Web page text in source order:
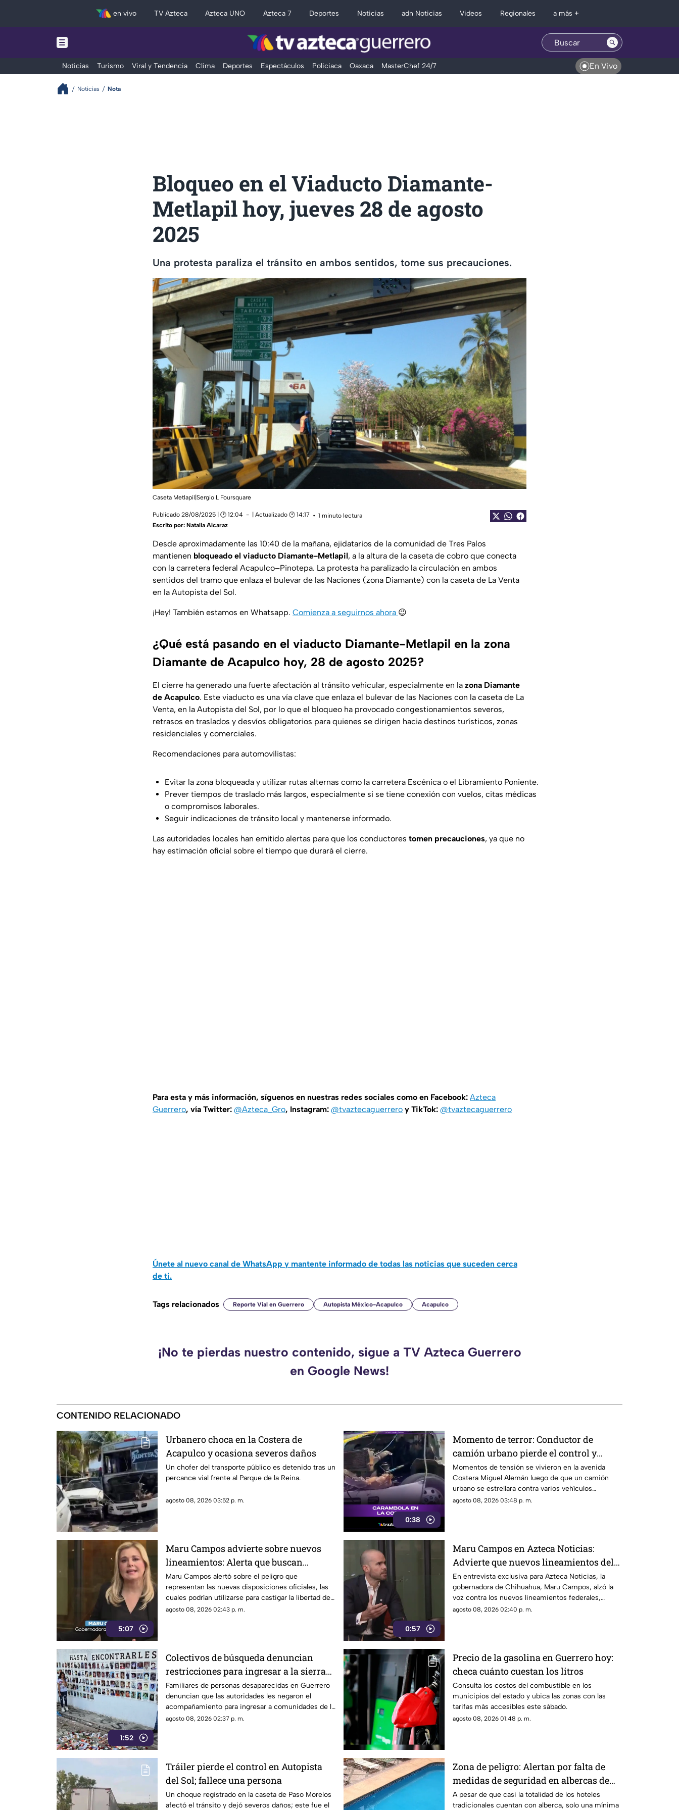
en vivo TV Azteca Azteca UNO Azteca 7 Deportes Noticias adn Noticias Videos Regionales a más +
Noticias Turismo Viral y Tendencia Clima Deportes Espectáculos Policiaca Oaxaca MasterChef 24/7 En Vivo
Noticias Nota
Bloqueo en el Viaducto Diamante-
Metlapil hoy, jueves 28 de agosto
2025
Una protesta paraliza el tránsito en ambos sentidos, tome sus precauciones.
Caseta Metlapil|Sergio L Foursquare
Publicado 28/08/2025 | 🕑 12:04 | Actualizado 🕑 14:17
1 minuto lectura
Escrito por: Natalia Alcaraz
Desde aproximadamente las 10:40 de la mañana, ejidatarios de la comunidad de Tres Palos
mantienen bloqueado el viaducto Diamante-Metlapil, a la altura de la caseta de cobro que conecta
con la carretera federal Acapulco–Pinotepa. La protesta ha paralizado la circulación en ambos
sentidos del tramo que enlaza el bulevar de las Naciones (zona Diamante) con la caseta de La Venta
en la Autopista del Sol.
¡Hey! También estamos en Whatsapp. Comienza a seguirnos ahora 😉
¿Qué está pasando en el viaducto Diamante-Metlapil en la zona
Diamante de Acapulco hoy, 28 de agosto 2025?
El cierre ha generado una fuerte afectación al tránsito vehicular, especialmente en la zona Diamante
de Acapulco. Este viaducto es una vía clave que enlaza el bulevar de las Naciones con la caseta de La
Venta, en la Autopista del Sol, por lo que el bloqueo ha provocado congestionamientos severos,
retrasos en traslados y desvíos obligatorios para quienes se dirigen hacia destinos turísticos, zonas
residenciales y comerciales.
Recomendaciones para automovilistas:
Evitar la zona bloqueada y utilizar rutas alternas como la carretera Escénica o el Libramiento Poniente.
Prever tiempos de traslado más largos, especialmente si se tiene conexión con vuelos, citas médicas
o compromisos laborales.
Seguir indicaciones de tránsito local y mantenerse informado.
Las autoridades locales han emitido alertas para que los conductores tomen precauciones, ya que no
hay estimación oficial sobre el tiempo que durará el cierre.
Para esta y más información, síguenos en nuestras redes sociales como en Facebook: Azteca
Guerrero, vía Twitter: @Azteca_Gro, Instagram: @tvaztecaguerrero y TikTok: @tvaztecaguerrero
Únete al nuevo canal de WhatsApp y mantente informado de todas las noticias que suceden cerca
de ti.
Tags relacionados Reporte Vial en Guerrero Autopista México-Acapulco Acapulco
¡No te pierdas nuestro contenido, sigue a TV Azteca Guerrero
en Google News!
CONTENIDO RELACIONADO
Urbanero choca en la Costera de
Acapulco y ocasiona severos daños
Un chofer del transporte público es detenido tras un
percance vial frente al Parque de la Reina.
agosto 08, 2026 03:52 p. m.
0:38
Momento de terror: Conductor de
camión urbano pierde el control y
choca contra autos en plena Costera
Miguel Alemán
Momentos de tensión se vivieron en la avenida
Costera Miguel Alemán luego de que un camión
urbano se estrellara contra varios vehículos
estacionados cerca del Parque de la Reina.
agosto 08, 2026 03:48 p. m.
5:07
Maru Campos advierte sobre nuevos
lineamientos: Alerta que buscan
sancionar a medios críticos y limitar la
libertad de expresión
Maru Campos alertó sobre el peligro que
representan las nuevas disposiciones oficiales, las
cuales podrían utilizarse para castigar la libertad de
expresión y el periodismo crítico en el país.
agosto 08, 2026 02:43 p. m.
0:57
Maru Campos en Azteca Noticias:
Advierte que nuevos lineamientos del
Gobierno Federal amenazan la libertad
de expresión y buscan imponer
censura
En entrevista exclusiva para Azteca Noticias, la
gobernadora de Chihuahua, Maru Campos, alzó la
voz contra los nuevos lineamientos federales,
asegurando que abren la puerta a la censura y
agosto 08, 2026 02:40 p. m.
1:52
Colectivos de búsqueda denuncian
restricciones para ingresar a la sierra
de Chilpancingo
Familiares de personas desaparecidas en Guerrero
denuncian que las autoridades les negaron el
acompañamiento para ingresar a comunidades de la
sierra de Chilpancingo, limitando sus labores de
agosto 08, 2026 02:37 p. m.
Precio de la gasolina en Guerrero hoy:
checa cuánto cuestan los litros
Consulta los costos del combustible en los
municipios del estado y ubica las zonas con las
tarifas más accesibles este sábado.
agosto 08, 2026 01:48 p. m.
Tráiler pierde el control en Autopista
del Sol; fallece una persona
Un choque registrado en la caseta de Paso Morelos
afectó el tránsito y dejó severos daños; este fue el
Zona de peligro: Alertan por falta de
medidas de seguridad en albercas de
hoteles tradicionales
A pesar de que casi la totalidad de los hoteles
tradicionales cuentan con alberca, solo una mínima